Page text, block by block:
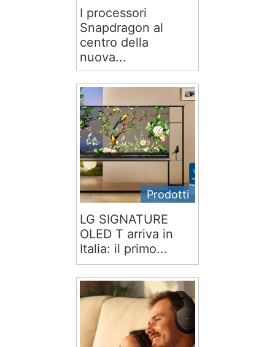
I processori
Snapdragon al
centro della
nuova...
Prodotti
LG SIGNATURE
OLED T arriva in
Italia: il primo...